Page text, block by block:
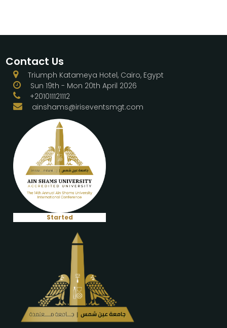
Contact Us
Triumph Katameya Hotel, Cairo, Egypt
Sun 19th - Mon 20th April 2026
+201011121112
ainshams@iriseventsmgt.com
Started